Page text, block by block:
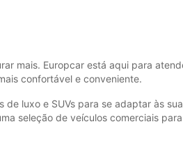
de funcionamento pode variar
(250) 39790
mais. Europcar está aqui para
confortável e conveniente.
luxo e SUVs para se adaptar às
seleção de veículos comerciais